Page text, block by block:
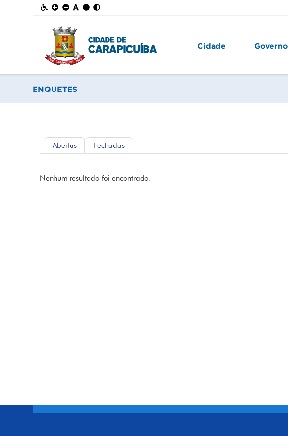
Cidade Governo
ENQUETES
Abertas Fechadas
Nenhum resultado foi encontrado.